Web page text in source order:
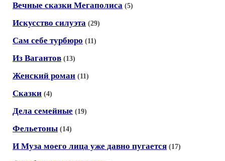
Вечные сказки Мегаполиса (5)
Искусство силуэта (29)
Сам себе турбюро (11)
Из Вагантов (13)
Женский роман (11)
Сказки (4)
Дела семейные (19)
Фельетоны (14)
И Муза моего лица уже давно пугается (17)